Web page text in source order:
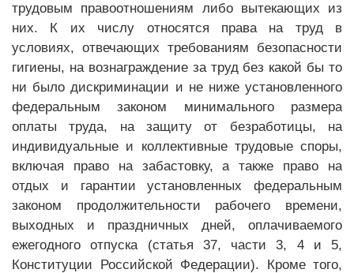
трудовым правоотношениям либо вытекающих из
них. К их числу относятся права на труд в
условиях, отвечающих требованиям безопасности
гигиены, на вознаграждение за труд без какой бы то
ни было дискриминации и не ниже установленного
федеральным законом минимального размера
оплаты труда, на защиту от безработицы, на
индивидуальные и коллективные трудовые споры,
включая право на забастовку, а также право на
отдых и гарантии установленных федеральным
законом продолжительности рабочего времени,
выходных и праздничных дней, оплачиваемого
ежегодного отпуска (статья 37, части 3, 4 и 5,
Конституции Российской Федерации). Кроме того,